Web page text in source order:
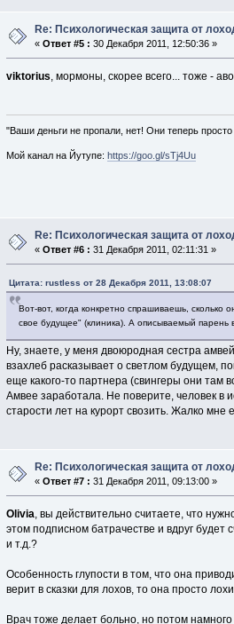
Re: Психологическая защита от
«Ответ #5 : 30 Декабря 2011, 12:50:36 »
viktorius, мормоны, скорее всего... тоже -
"Ваши деньги не пропали, нет! Они теперь
Мой канал на Йутупе: https://goo.gl/sTj4Uu
Re: Психологическая защита от
«Ответ #6 : 31 Декабря 2011, 02:11:31 »
Цитата: rustless от 28 Декабря 2011, 13:08:07
Вот-вот, когда конкретно спрашиваешь, сколько
свое будущее" (клиника). А описываемый
Ну, знаете, у меня двоюродная сестра
взахлеб расказывает о светлом будущем,
еще какого-то партнера (свингеры они там
Амвее заработала. Не поверите, человек в
старости лет на курорт свозить. Жалко
Re: Психологическая защита от
«Ответ #7 : 31 Декабря 2011, 09:13:00 »
Olivia, вы действительно считаете, что
этом подписном батрачестве и вдруг будет
и т.д.?
Особенность глупости в том, что она
верит в сказки для лохов, то она просто
Врач тоже делает больно, но потом